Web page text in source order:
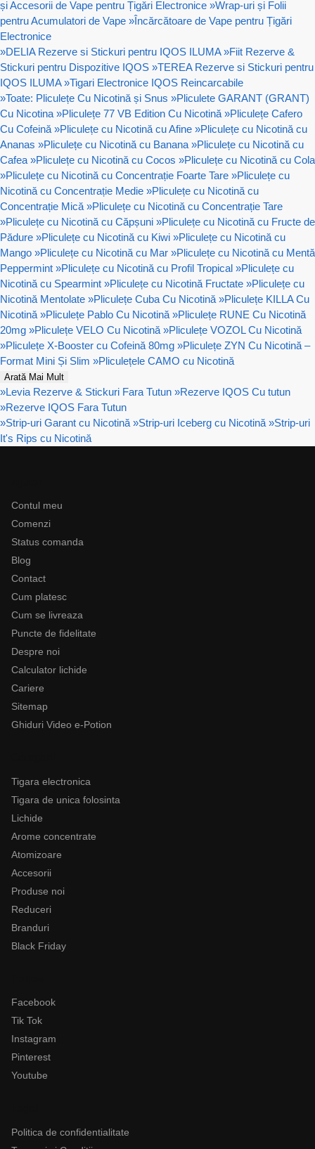
și Accesorii de Vape pentru Țigări Electronice »Wrap-uri și Folii
pentru Acumulatori de Vape »Încărcătoare de Vape pentru Țigări
Electronice
»DELIA Rezerve si Stickuri pentru IQOS ILUMA »Fiit Rezerve &
Stickuri pentru Dispozitive IQOS »TEREA Rezerve si Stickuri pentru
IQOS ILUMA »Tigari Electronice IQOS Reincarcabile
»Toate: Pliculețe Cu Nicotină și Snus »Pliculete GARANT (GRANT)
Cu Nicotina »Pliculețe 77 VB Edition Cu Nicotină »Pliculețe Cafero
Cu Cofeină »Pliculețe cu Nicotină cu Afine »Pliculețe cu Nicotină cu
Ananas »Pliculețe cu Nicotină cu Banana »Pliculețe cu Nicotină cu
Cafea »Pliculețe cu Nicotină cu Cocos »Pliculețe cu Nicotină cu Cola
»Pliculețe cu Nicotină cu Concentrație Foarte Tare »Pliculețe cu
Nicotină cu Concentrație Medie »Pliculețe cu Nicotină cu
Concentrație Mică »Pliculețe cu Nicotină cu Concentrație Tare
»Pliculețe cu Nicotină cu Căpșuni »Pliculețe cu Nicotină cu Fructe de
Pădure »Pliculețe cu Nicotină cu Kiwi »Pliculețe cu Nicotină cu
Mango »Pliculețe cu Nicotină cu Mar »Pliculețe cu Nicotină cu Mentă
Peppermint »Pliculețe cu Nicotină cu Profil Tropical »Pliculețe cu
Nicotină cu Spearmint »Pliculețe cu Nicotină Fructate »Pliculețe cu
Nicotină Mentolate »Pliculețe Cuba Cu Nicotină »Pliculețe KILLA Cu
Nicotină »Pliculețe Pablo Cu Nicotină »Pliculețe RUNE Cu Nicotină
20mg »Pliculețe VELO Cu Nicotină »Pliculețe VOZOL Cu Nicotină
»Pliculețe X-Booster cu Cofeină 80mg »Pliculețe ZYN Cu Nicotină –
Format Mini Și Slim »Pliculețele CAMO cu Nicotină
Arată Mai Mult
»Levia Rezerve & Stickuri Fara Tutun »Rezerve IQOS Cu tutun
»Rezerve IQOS Fara Tutun
»Strip-uri Garant cu Nicotină »Strip-uri Iceberg cu Nicotină »Strip-uri
It's Rips cu Nicotină
Contul meu
Comenzi
Status comanda
Blog
Contact
Cum platesc
Cum se livreaza
Puncte de fidelitate
Despre noi
Calculator lichide
Cariere
Sitemap
Ghiduri Video e-Potion
Tigara electronica
Tigara de unica folosinta
Lichide
Arome concentrate
Atomizoare
Accesorii
Produse noi
Reduceri
Branduri
Black Friday
Facebook
Tik Tok
Instagram
Pinterest
Youtube
Politica de confidentialitate